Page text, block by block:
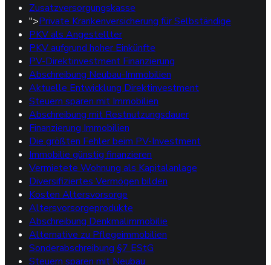
Zusatzversorgungskasse
">Private Krankenversicherung für Selbständige
PKV als Angestellter
PKV aufgrund hoher Einkünfte
PV-Direktinvestment Finanzierung
Abschreibung Neubau-Immobilien
Aktuelle Entwicklung Direktinvestment
Steuern sparen mit Immobilien
Abschreibung mit Restnutzungsdauer
Finanzierung Immobilien
Die größten Fehler beim PV-Investment
Immobilie günstig finanzieren
Vermietete Wohnung als Kapitalanlage
Diversifiziertes Vermögen bilden
Kosten Altersvorsorge
Altersvorsorgeprodukte
Abschreibung Denkmalimmobilie
Alternative zu Pflegeimmobilien
Sonderabschreibung §7 EStG
Steuern sparen mit Neubau